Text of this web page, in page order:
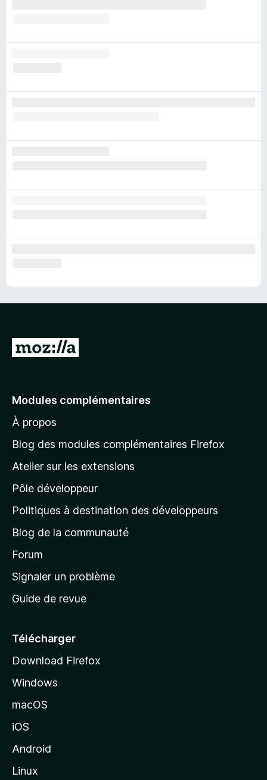
A
e
à
l
p
a
g
d
a
c
e
l
d
o
z
Modules complémentaires
À propos
Blog des modules complémentaires Firefox
Atelier sur les extensions
Pôle développeur
Politiques à destination des développeurs
Blog de la communauté
Forum
Signaler un problème
Guide de revue
Télécharger
Download Firefox
Windows
macOS
iOS
Android
Linux